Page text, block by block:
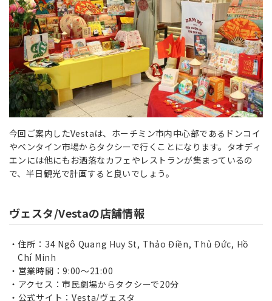
今回ご案内したVestaは、ホーチミン市内中心部であるドンコイ
やベンタイン市場からタクシーで行くことになります。タオディ
エンには他にもお洒落なカフェやレストランが集まっているの
で、半日観光で計画すると良いでしょう。
ヴェスタ/Vestaの店舗情報
住所：34 Ngô Quang Huy St, Thảo Điền, Thủ Đức, Hồ
Chí Minh
営業時間：9:00～21:00
アクセス：市民劇場からタクシーで20分
公式サイト： Vesta/ヴェスタ